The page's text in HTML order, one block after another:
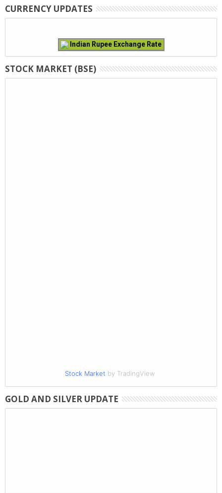
CURRENCY UPDATES
Indian Rupee Exchange Rate
STOCK MARKET (BSE)
Stock Market by TradingView
GOLD AND SILVER UPDATE